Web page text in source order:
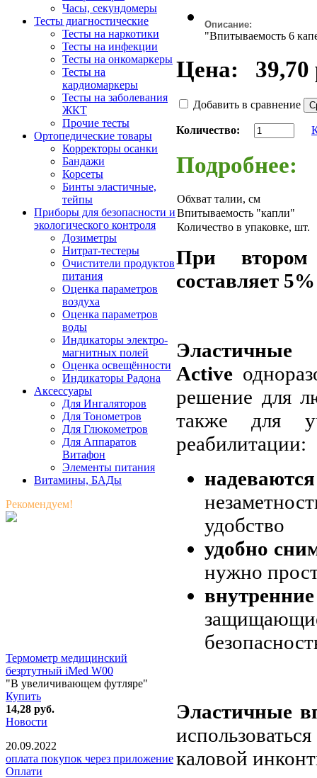
Часы, секундомеры
Тесты диагностические
Тесты на наркотики
Тесты на инфекции
Тесты на онкомаркеры
Тесты на
кардиомаркеры
Тесты на заболевания
ЖКТ
Прочие тесты
Ортопедические товары
Корректоры осанки
Бандажи
Корсеты
Бинты эластичные,
тейпы
Приборы для безопасности и
экологического контроля
Дозиметры
Нитрат-тестеры
Очистители продуктов
питания
Оценка параметров
воздуха
Оценка параметров
воды
Индикаторы электро-
магнитных полей
Оценка освещённости
Индикаторы Радона
Аксессуары
Для Ингаляторов
Для Тонометров
Для Глюкометров
Для Аппаратов
Витафон
Элементы питания
Витамины, БАДы
Рекомендуем!
Термометр медицинский
безртутный iMed W00
"В увеличивающем футляре"
Купить
14,28 руб.
Новости
20.09.2022
оплата покупок через приложение
Оплати
Описание:
"Впитываемость 6
Цена: 39,70
Добавить в сравнение
Количество:
Подробнее:
Обхват талии, см
Впитываемость "капли"
Количество в упаковке, шт.
При втором
составляет 5%
Active
решение для
также для
реабилитации:
удобство
удобно
нужно
Эластичные
каловой